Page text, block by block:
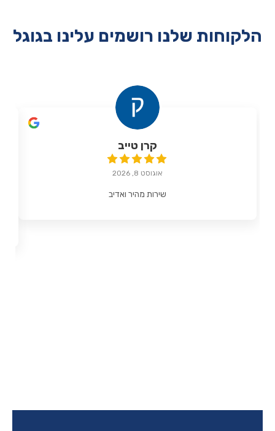
הלקוחות שלנו רושמים עלינו בגוגל
קרן טייב
אוגוסט 8, 2026
שירות מהיר ואדיב